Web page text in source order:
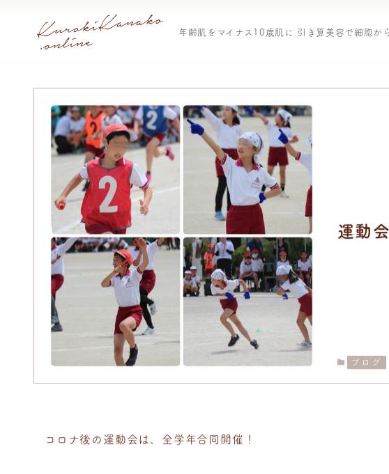
年齢肌をマイナス10歳肌に 引き算美容で細胞か
運動会
ブログ
コロナ後の運動会は、全学年合同開催！